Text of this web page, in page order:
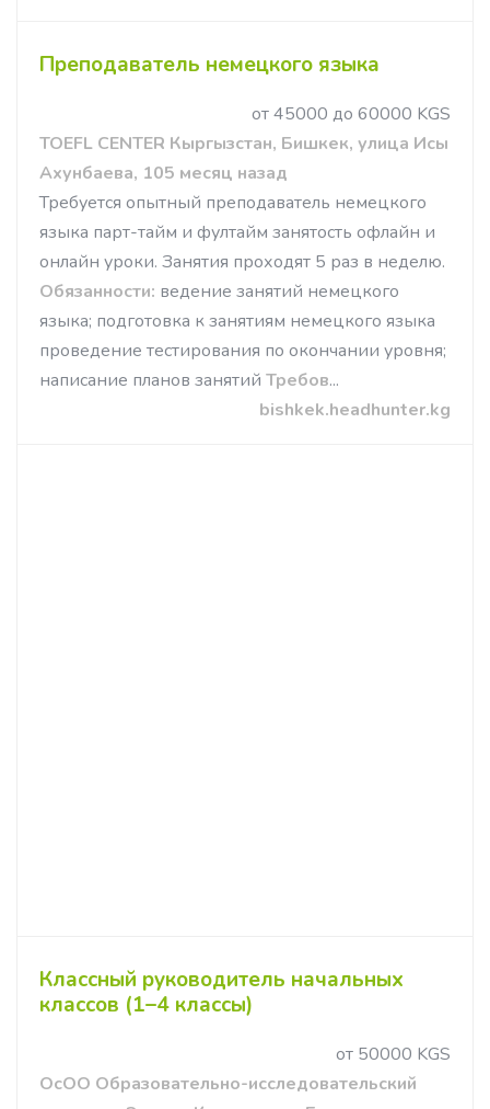
Преподаватель немецкого языка
от 45000 до 60000 KGS
TOEFL CENTER Кыргызстан, Бишкек, улица Исы
Ахунбаева, 105 месяц назад
Требуется опытный преподаватель немецкого
языка парт-тайм и фултайм занятость офлайн и
онлайн уроки. Занятия проходят 5 раз в неделю.
Обязанности: ведение занятий немецкого
языка; подготовка к занятиям немецкого языка
проведение тестирования по окончании уровня;
написание планов занятий Требов...
bishkek.headhunter.kg
Классный руководитель начальных
классов (1–4 классы)
от 50000 KGS
ОсОО Образовательно-исследовательский